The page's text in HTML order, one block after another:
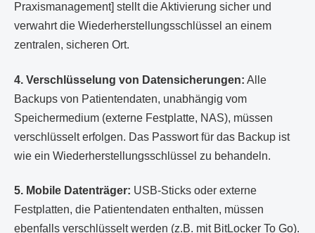
Praxismanagement] stellt die Aktivierung sicher und
verwahrt die Wiederherstellungsschlüssel an einem
zentralen, sicheren Ort.
4. Verschlüsselung von Datensicherungen: Alle
Backups von Patientendaten, unabhängig vom
Speichermedium (externe Festplatte, NAS), müssen
verschlüsselt erfolgen. Das Passwort für das Backup ist
wie ein Wiederherstellungsschlüssel zu behandeln.
5. Mobile Datenträger: USB-Sticks oder externe
Festplatten, die Patientendaten enthalten, müssen
ebenfalls verschlüsselt werden (z.B. mit BitLocker To Go).